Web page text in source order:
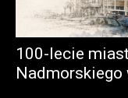
100-lecie
Nadmorskiego